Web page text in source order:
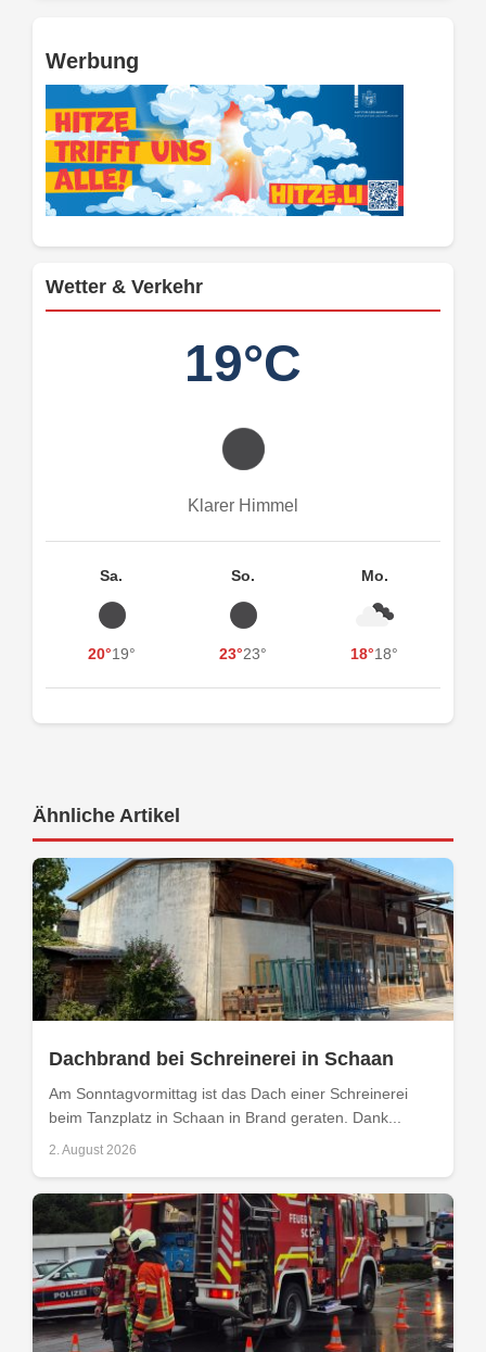
Werbung
Wetter & Verkehr
19°C
Klarer Himmel
Sa.
20°19°
So.
23°23°
Mo.
18°18°
Ähnliche Artikel
Dachbrand bei Schreinerei in Schaan
Am Sonntagvormittag ist das Dach einer Schreinerei
beim Tanzplatz in Schaan in Brand geraten. Dank...
2. August 2026